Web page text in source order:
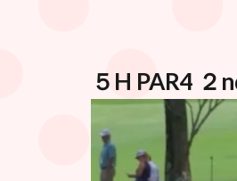
５H PAR4 ２